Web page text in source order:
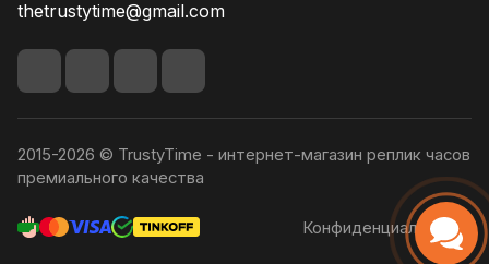
thetrustytime@gmail.com
2015-2026 © TrustyTime - интернет-магазин реплик часов
премиального качества
Конфиденциальность